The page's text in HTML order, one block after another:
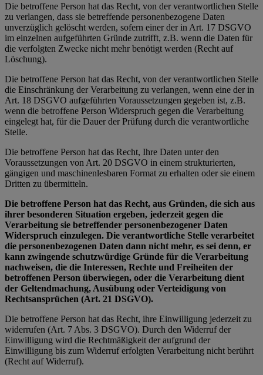
Die betroffene Person hat das Recht, von der verantwortlichen Stelle
zu verlangen, dass sie betreffende personenbezogene Daten
unverzüglich gelöscht werden, sofern einer der in Art. 17 DSGVO
im einzelnen aufgeführten Gründe zutrifft, z.B. wenn die Daten für
die verfolgten Zwecke nicht mehr benötigt werden (Recht auf
Löschung).
Die betroffene Person hat das Recht, von der verantwortlichen Stelle
die Einschränkung der Verarbeitung zu verlangen, wenn eine der in
Art. 18 DSGVO aufgeführten Voraussetzungen gegeben ist, z.B.
wenn die betroffene Person Widerspruch gegen die Verarbeitung
eingelegt hat, für die Dauer der Prüfung durch die verantwortliche
Stelle.
Die betroffene Person hat das Recht, Ihre Daten unter den
Voraussetzungen von Art. 20 DSGVO in einem strukturierten,
gängigen und maschinenlesbaren Format zu erhalten oder sie einem
Dritten zu übermitteln.
Die betroffene Person hat das Recht, aus Gründen, die sich aus
ihrer besonderen Situation ergeben, jederzeit gegen die
Verarbeitung sie betreffender personenbezogener Daten
Widerspruch einzulegen. Die verantwortliche Stelle verarbeitet
die personenbezogenen Daten dann nicht mehr, es sei denn, er
kann zwingende schutzwürdige Gründe für die Verarbeitung
nachweisen, die die Interessen, Rechte und Freiheiten der
betroffenen Person überwiegen, oder die Verarbeitung dient
der Geltendmachung, Ausübung oder Verteidigung von
Rechtsansprüchen (Art. 21 DSGVO).
Die betroffene Person hat das Recht, ihre Einwilligung jederzeit zu
widerrufen (Art. 7 Abs. 3 DSGVO). Durch den Widerruf der
Einwilligung wird die Rechtmäßigkeit der aufgrund der
Einwilligung bis zum Widerruf erfolgten Verarbeitung nicht berührt
(Recht auf Widerruf).